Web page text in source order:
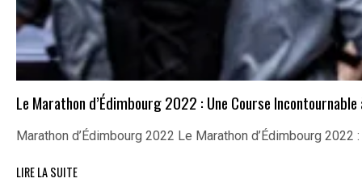
Le Marathon d’Édimbourg 2022 : Une Course Incontournable
Marathon d’Édimbourg 2022 Le Marathon d’Édimbourg
LIRE LA SUITE